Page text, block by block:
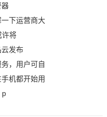
器
下运营商大
许将
发布
，用户可自
机都开始用
p